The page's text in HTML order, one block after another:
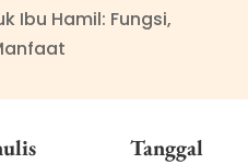
Ibu Hamil: Fungsi,
Tanggal